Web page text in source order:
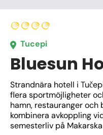
Tucepi
Bluesun
Strandnära hotell i
flera sportmöjligheter
hamn, restauranger och
kombinera avkoppling
semesterliv på